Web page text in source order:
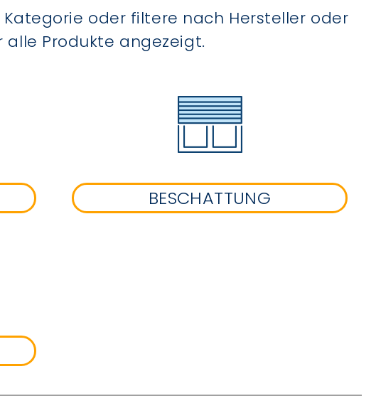
oder filtere nach Hersteller oder
alle Produkte angezeigt.
BESCHATTUNG